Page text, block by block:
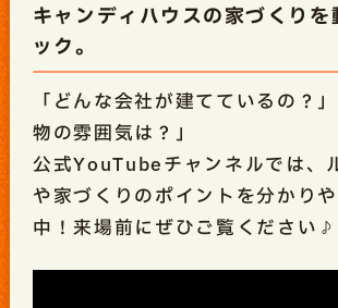
キャンディハウスの家づくりを
ック。
「どんな会社が建てているの？
物の雰囲気は？」
公式YouTubeチャンネルでは、
や家づくりのポイントを分かり
中！来場前にぜひご覧ください♪